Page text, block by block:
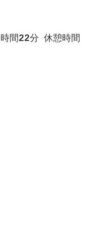
間22分  休憩時間